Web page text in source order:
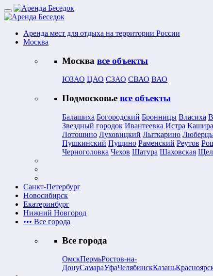
Аренда мест для отдыха на территории России
Москва
Москва все объекты
ЮЗАО ЦАО СЗАО СВАО ВАО
Подмосковье все объекты
Балашиха Богородский Бронницы Власиха
Звездный городок Ивантеевка Истра Кашира
Лотошино Луховицкий Лыткарино
Пушкинский Пущино Раменский Реутов
Черноголовка Чехов Шатура Шаховская
Санкт-Петербург
Новосибирск
Екатеринбург
Нижний Новгород
••• Все города
Все города
ОмскПермьРостов-на-
ДонуСамараУфаЧелябинскКазань